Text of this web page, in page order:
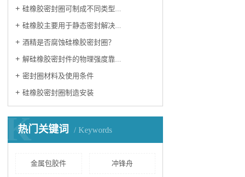
硅橡胶密封圈可制成不同类型...
硅橡胶主要用于静态密封解决...
酒精是否腐蚀硅橡胶密封圈？
解硅橡胶密封件的物理强度靠...
密封圈材料及使用条件
硅橡胶密封圈制造安装
热门关键词 Keywords
K
金属包胶件 冲锋舟